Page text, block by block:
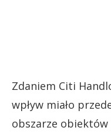
Zdaniem Citi
wpływ miało
obszarze